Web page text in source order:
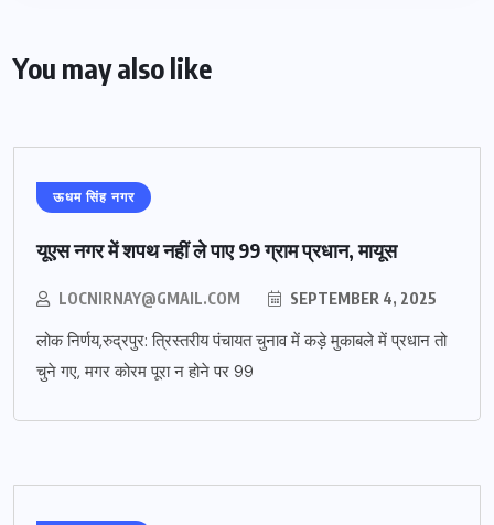
You may also like
ऊधम सिंह नगर
यूएस नगर में शपथ नहीं ले पाए 99 ग्राम प्रधान, मायूस
LOCNIRNAY@GMAIL.COM SEPTEMBER 4, 2025
लोक निर्णय,रुद्रपुर: त्रिस्तरीय पंचायत चुनाव में कड़े मुकाबले में प्रधान तो
चुने गए, मगर कोरम पूरा न होने पर 99